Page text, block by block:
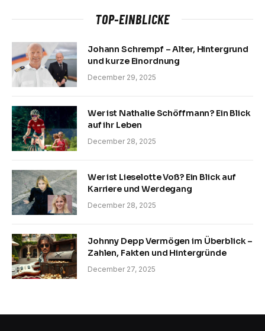
TOP-EINBLICKE
Johann Schrempf – Alter, Hintergrund
und kurze Einordnung
December 29, 2025
Wer ist Nathalie Schöffmann? Ein Blick
auf ihr Leben
December 28, 2025
Wer ist Lieselotte Voß? Ein Blick auf
Karriere und Werdegang
December 28, 2025
Johnny Depp Vermögen im Überblick –
Zahlen, Fakten und Hintergründe
December 27, 2025